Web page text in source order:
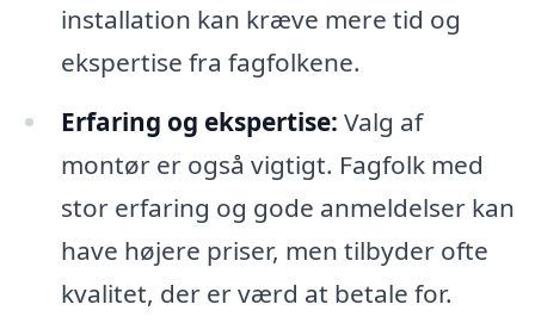
installation kan kræve mere tid og
ekspertise fra fagfolkene.
Erfaring og ekspertise: Valg af
montør er også vigtigt. Fagfolk med
stor erfaring og gode anmeldelser kan
have højere priser, men tilbyder ofte
kvalitet, der er værd at betale for.